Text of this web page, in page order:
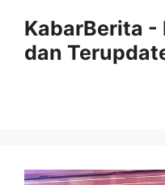
KabarBerita -
dan